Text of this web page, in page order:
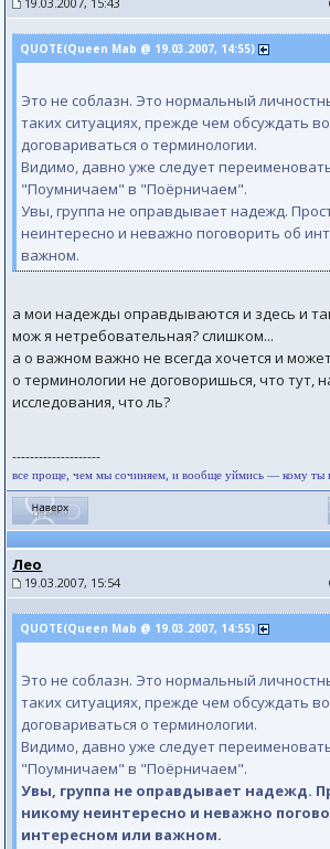
QUOTE(Queen Mab @ 19.03.2007, 14:55)
Это не соблазн. Это нормальный
таких ситуациях, прежде чем обсуждать
договариваться о терминологии.
Видимо, давно уже следует
"Поумничаем" в "Поёрничаем".
Увы, группа не оправдывает надежд.
неинтересно и неважно поговорить об
важном.
а мои надежды оправдываются и здесь и
мож я нетребовательная? слишком...
а о важном важно не всегда хочется и
о терминологии не договоришься, что тут,
исследования, что ль?
--------------------
все проще, чем мы сочиняем, и вообще уймись — кому
Лео
19.03.2007, 15:54
QUOTE(Queen Mab @ 19.03.2007, 14:55)
Это не соблазн. Это нормальный
таких ситуациях, прежде чем обсуждать
договариваться о терминологии.
Видимо, давно уже следует
"Поумничаем" в "Поёрничаем".
Увы, группа не оправдывает надежд.
никому неинтересно и неважно
интересном или важном.